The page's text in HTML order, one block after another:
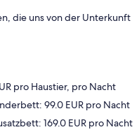
die uns von der Unterkunft
pro Haustier, pro Nacht
99.0 EUR pro Nacht
169.0 EUR pro Nacht